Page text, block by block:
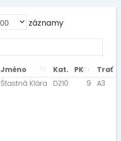
záznamy
Jméno Kat. PK
Trať
Šťastná Klára DZ10 9 A3